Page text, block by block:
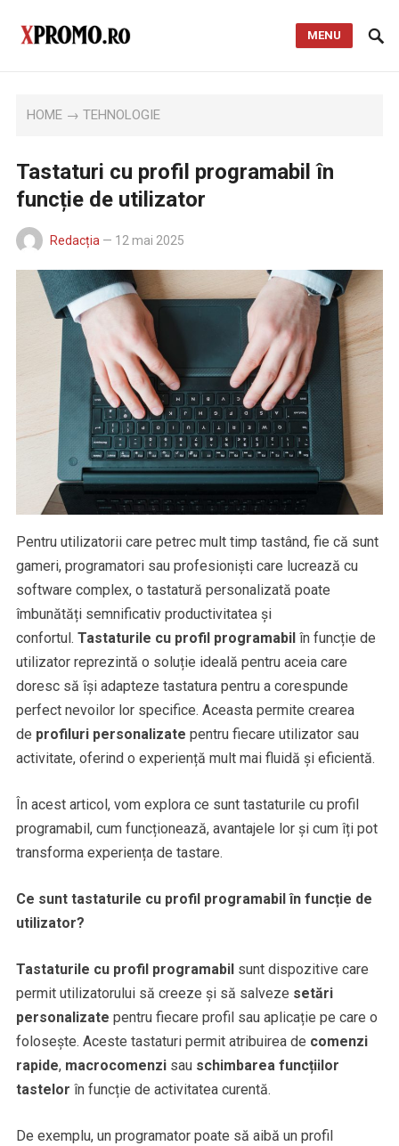
MENU
HOME →TEHNOLOGIE
Tastaturi cu profil programabil în
funcție de utilizator
Redacția — 12 mai 2025
Pentru utilizatorii care petrec mult timp tastând, fie că sunt
gameri, programatori sau profesioniști care lucrează cu
software complex, o tastatură personalizată poate
îmbunătăți semnificativ productivitatea și
confortul. Tastaturile cu profil programabilîn funcție de
utilizator reprezintă o soluție ideală pentru aceia care
doresc să își adapteze tastatura pentru a corespunde
perfect nevoilor lor specifice. Aceasta permite crearea
de profiluri personalizate pentru fiecare utilizator sau
activitate, oferind o experiență mult mai fluidă și eficientă.
În acest articol, vom explora ce sunt tastaturile cu profil
programabil, cum funcționează, avantajele lor și cum îți pot
transforma experiența de tastare.
Ce sunt tastaturile cu profil programabil în funcție de
utilizator?
Tastaturile cu profil programabilsunt dispozitive care
permit utilizatorului să creeze și să salveze setări
personalizate pentru fiecare profil sau aplicație pe care o
folosește. Aceste tastaturi permit atribuirea de comenzi
rapide, macrocomenzisau schimbarea funcțiilor
tastelor în funcție de activitatea curentă.
De exemplu, un programator poate să aibă un profil